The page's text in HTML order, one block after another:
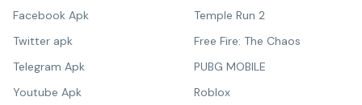
Facebook Apk
Twitter apk
Telegram Apk
Youtube Apk
Temple Run 2
Free Fire: The Chaos
PUBG MOBILE
Roblox